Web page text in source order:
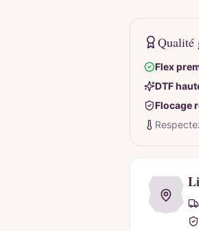
Qualité
Flex
DTF
Flocage